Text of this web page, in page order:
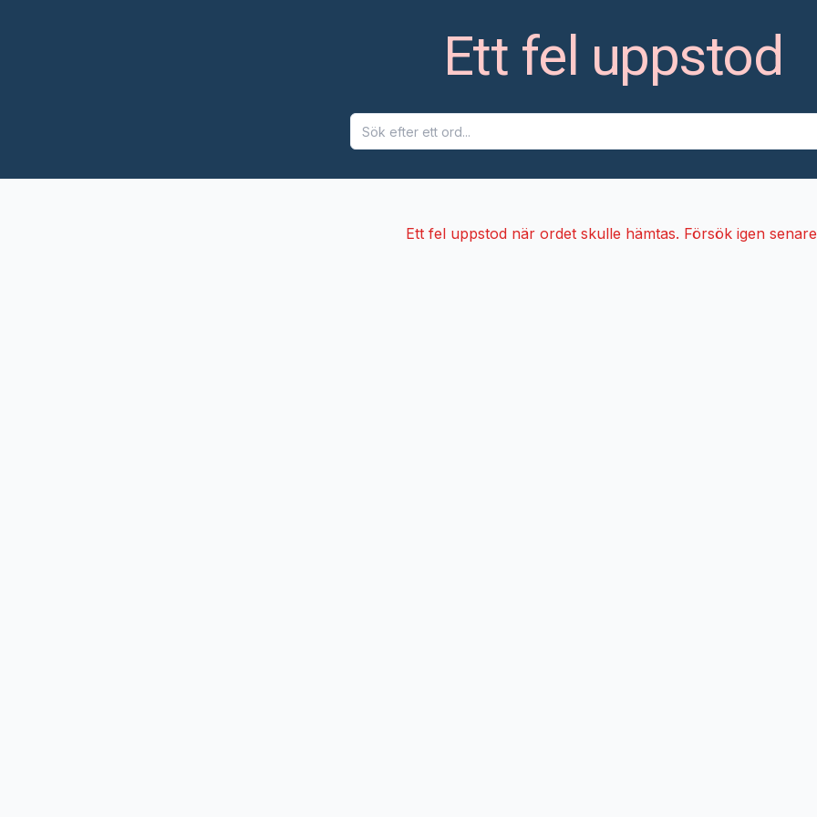
Ett fel uppstod
Ett fel uppstod när ordet skulle hämtas. Försök igen